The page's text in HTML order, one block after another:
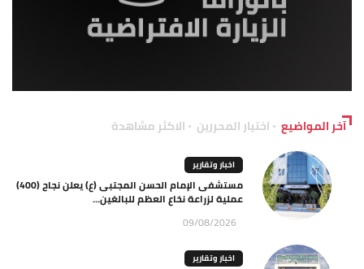
آخر المواضيع اختيار المحررين الاكثر مشاهدة
اخبار وتقارير
مستشفى الإمام الحسن المجتبى (ع) يعلن نجاح (400)
عملية لزراعة نخاع العظم للبالغين...
09/08/2026
اخبار وتقارير